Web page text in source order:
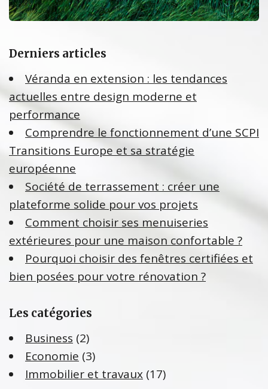
Derniers articles
Véranda en extension : les tendances
actuelles entre design moderne et
performance
Comprendre le fonctionnement d’une SCPI
Transitions Europe et sa stratégie
européenne
Société de terrassement : créer une
plateforme solide pour vos projets
Comment choisir ses menuiseries
extérieures pour une maison confortable ?
Pourquoi choisir des fenêtres certifiées et
bien posées pour votre rénovation ?
Les catégories
Business (2)
Economie (3)
Immobilier et travaux (17)